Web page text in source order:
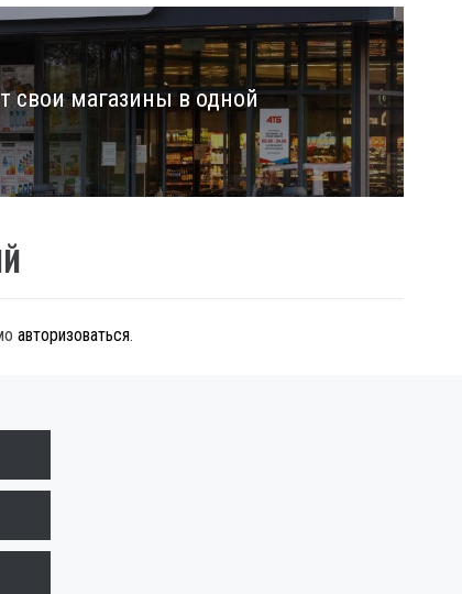
свои магазины в одной
авторизоваться.